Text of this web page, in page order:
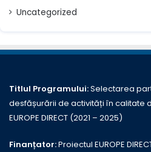
Uncategorized
Titlul Programului:Selectarea
desfășurării de activități în calitate
EUROPE DIRECT (2021 – 2025)
Finanțator:Proiectul EUROPE